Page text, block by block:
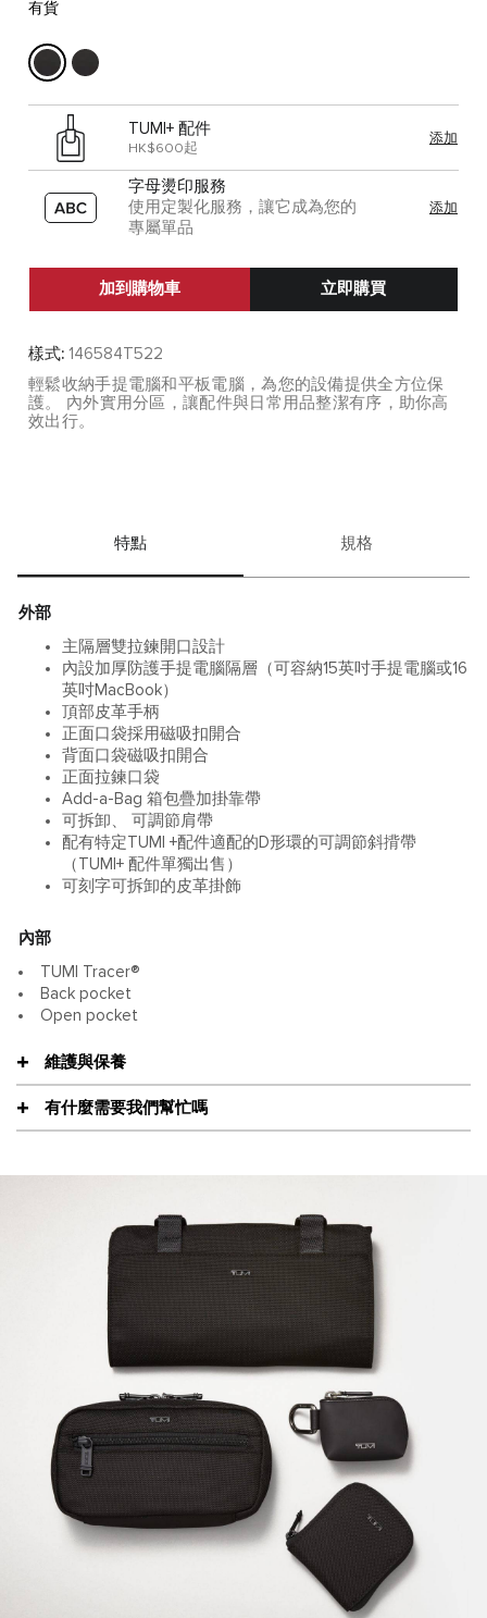
有貨
TUMI+ 配件
HK$600起
添加
字母燙印服務
使用定製化服務，讓它成為您的
專屬單品
添加
加到購物車 立即購買
樣式: 146584T522
輕鬆收納手提電腦和平板電腦，為您的設備提供全方位保
護。 內外實用分區，讓配件與日常用品整潔有序，助你高
效出行。
特點 規格
外部
主隔層雙拉鍊開口設計
內設加厚防護手提電腦隔層（可容納15英吋手提電腦或16
英吋MacBook）
頂部皮革手柄
正面口袋採用磁吸扣開合
背面口袋磁吸扣開合
正面拉鍊口袋
Add-a-Bag 箱包疊加掛靠帶
可拆卸、 可調節肩帶
配有特定TUMI +配件適配的D形環的可調節斜揹帶
（TUMI+ 配件單獨出售）
可刻字可拆卸的皮革掛飾
內部
TUMI Tracer®
Back pocket
Open pocket
維護與保養
有什麼需要我們幫忙嗎